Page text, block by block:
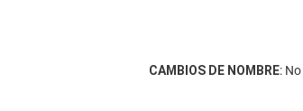
CAMBIOS DE NOMBRE: